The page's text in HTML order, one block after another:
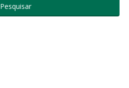
Pesquisar